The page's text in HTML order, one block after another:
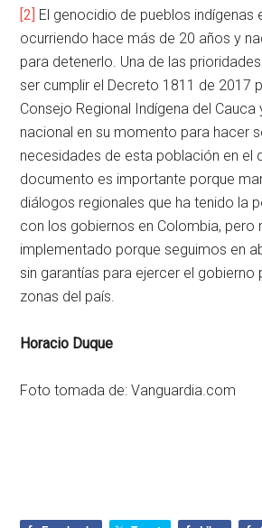
[2] El genocidio de pueblos indígenas
ocurriendo hace más de 20 años y
para detenerlo. Una de las
ser cumplir el Decreto 1811 de 2017
Consejo Regional Indígena del Cauca
nacional en su momento para hacer
necesidades de esta población en el
documento es importante porque
diálogos regionales que ha tenido la
con los gobiernos en Colombia, pero
implementado porque seguimos en
sin garantías para ejercer el gobierno
zonas del país.
Horacio Duque
Foto tomada de: Vanguardia.com